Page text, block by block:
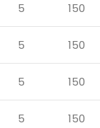
5 150
5 150
5 150
5 150